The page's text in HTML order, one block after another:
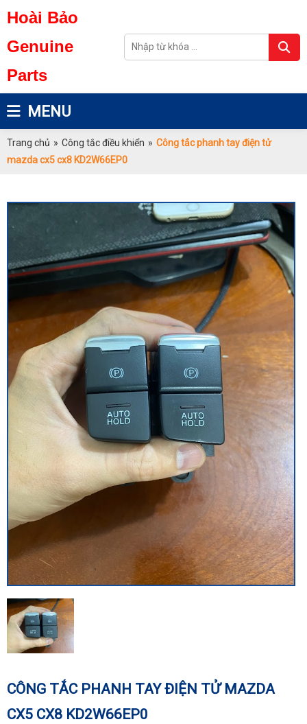
Hoài Bảo
Genuine
Parts
MENU
Trang chủ » Công tắc điều khiển » Công tắc phanh tay điện tử
mazda cx5 cx8 KD2W66EP0
CÔNG TẮC PHANH TAY ĐIỆN TỬ MAZDA
CX5 CX8 KD2W66EP0